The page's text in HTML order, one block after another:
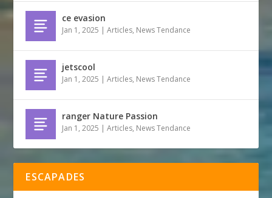
ce evasion
Jan 1, 2025 |Articles, News Tendance
jetscool
Jan 1, 2025 |Articles, News Tendance
ranger Nature Passion
Jan 1, 2025 |Articles, News Tendance
ESCAPADES